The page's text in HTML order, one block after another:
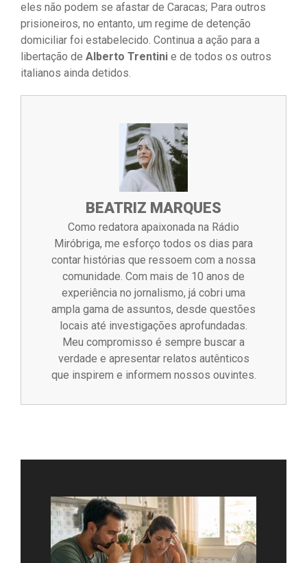
eles não podem se afastar de Caracas; Para outros
prisioneiros, no entanto, um regime de detenção
domiciliar foi estabelecido. Continua a ação para a
libertação de Alberto Trentini e de todos os outros
italianos ainda detidos.
BEATRIZ MARQUES
Como redatora apaixonada na Rádio
Miróbriga, me esforço todos os dias para
contar histórias que ressoem com a nossa
comunidade. Com mais de 10 anos de
experiência no jornalismo, já cobri uma
ampla gama de assuntos, desde questões
locais até investigações aprofundadas.
Meu compromisso é sempre buscar a
verdade e apresentar relatos autênticos
que inspirem e informem nossos ouvintes.